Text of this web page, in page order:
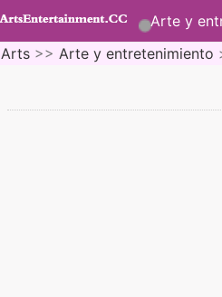
Arte y
Arts >> Arte y entretenimiento